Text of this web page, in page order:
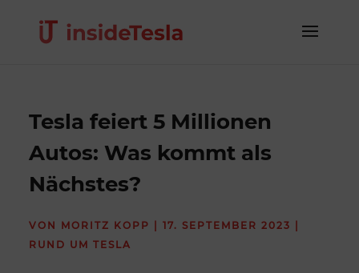
Tesla feiert 5 Millionen
Autos: Was kommt als
Nächstes?
VON MORITZ KOPP |17. SEPTEMBER 2023
RUND UM TESLA